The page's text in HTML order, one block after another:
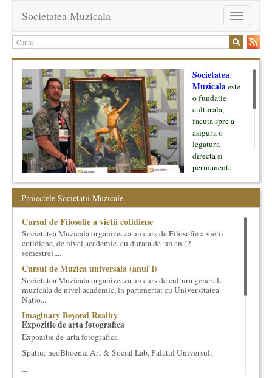
Toggle
navigation
Societatea Muzicala
Societatea
Muzicalaeste
o fundatie
culturala,
facuta spre a
asigura o
legatura
directa si
permanenta
oamenii ei, pe
inceput cu muzica clasica - si de aici numele -, insa acum
dezvoltam proiecte si in alte domenii ale culturii.
Facem management cultural, dezvoltam si administram proiecte
proprii sau preluate, modele si sisteme de finantare, marketing
cultural si consultanta. Organizam concursuri, concerte si
evenimente culturale, private sau publice, tinem cursuri de
cultura generala muzicala, teatrala, filosofica si de alte feluri.
Cuvinte in plus despre proiect, despre cei care il administreaza si
cei care il finantateaza sunt in rubricile de mai jos.
Proiectele Societatii Muzicale
Cursul de Filosofie a vietii cotidiene
Societatea Muzicala organizeaza un curs de Filosofie a vietii
cotidiene, de nivel academic, cu durata de un an (2
semestre),...
Cursul de Muzica universala (anul I)
Societatea Muzicala organizeaza un curs de cultura generala
muzicala de nivel academic, in parteneriat cu Universitatea
Natio...
Imaginary Beyond Reality
Expozitie de arta fotografica
Expozitie de arta fotografica
Spatiu: neoBhoema Art & Social Lab, Palatul Universul,
...